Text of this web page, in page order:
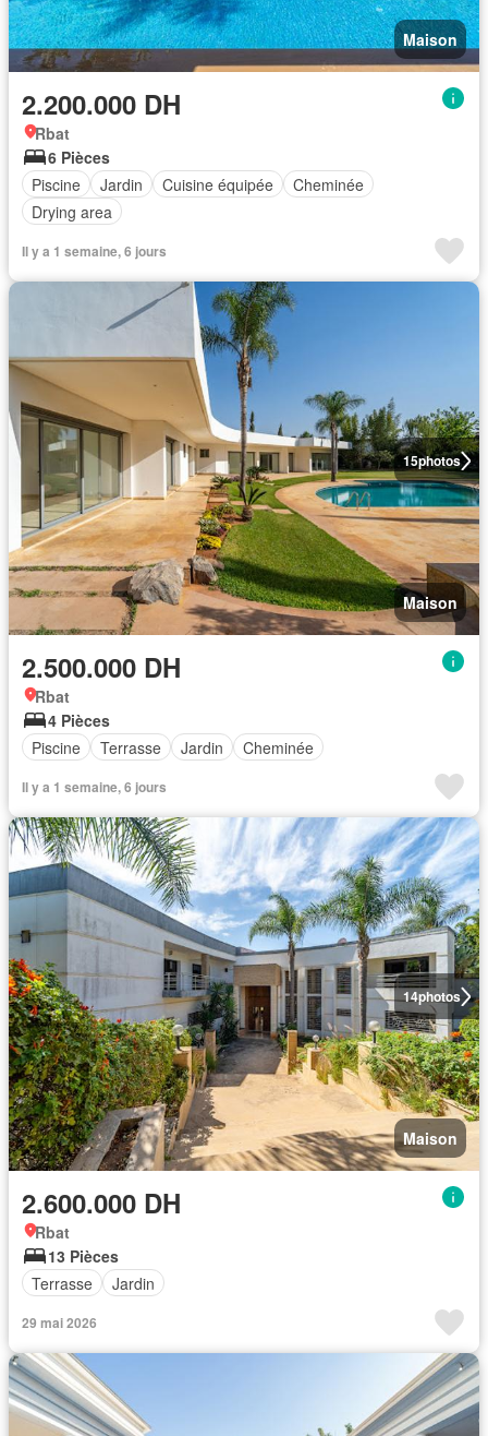
Maison
2.200.000 DH
Rbat
6 Pièces
Piscine
Jardin Cuisine équipée
Cheminée
Drying area
Il y a 1 semaine, 6 jours
15photos
Maison
2.500.000 DH
Rbat
4 Pièces
Piscine
Terrasse Jardin Cheminée
Il y a 1 semaine, 6 jours
14photos
Maison
2.600.000 DH
Rbat
13 Pièces
Terrasse
Jardin
29 mai 2026